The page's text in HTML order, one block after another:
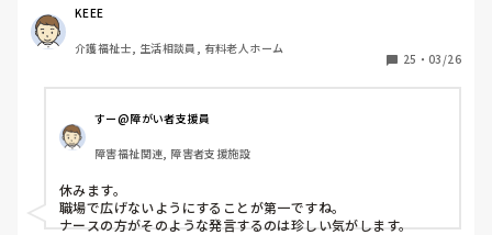
熱が低く微熱でもしんどいので)
皆さんの意見が聞きたいです。
KEEE
介護福祉士, 生活相談員, 有料老人ホーム
25 ・ 03/26
すー@障がい者支援員
障害福祉関連, 障害者支援施設
休みます。
職場で広げないようにすることが第一ですね。
ナースの方がそのような発言するのは珍しい気がします。